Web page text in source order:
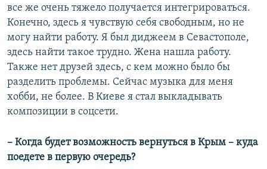
все же очень тяжело получается интегрироваться.
Конечно, здесь я чувствую себя свободным, но не
могу найти работу. Я был диджеем в Севастополе,
здесь найти такое трудно. Жена нашла работу.
Также нет друзей здесь, с кем можно было бы
разделить проблемы. Сейчас музыка для меня
хобби, не более. В Киеве я стал выкладывать
композиции в соцсети.
– Когда будет возможность вернуться в Крым – куда
поедете в первую очередь?